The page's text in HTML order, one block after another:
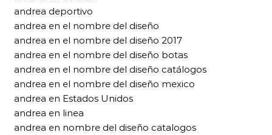
andrea deportivo
andrea en el nombre del diseño
andrea en el nombre del diseño 2017
andrea en el nombre del diseño botas
andrea en el nombre del diseño catálogos
andrea en el nombre del diseño mexico
andrea en Estados Unidos
andrea en linea
andrea en nombre del diseño catalogos